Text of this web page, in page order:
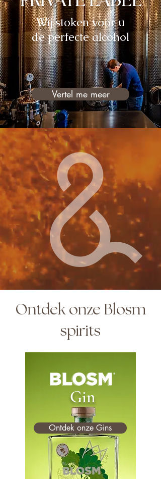
Wij stoken voor u
de perfecte alcohol
Vertel me meer
Ontdek onze Blosm
spirits
Gin
Ontdek onze Gins